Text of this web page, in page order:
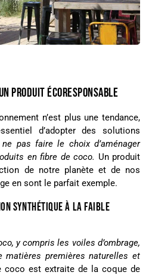
PRODUIT ÉCORESPONSABLE
n’est plus une tendance,
d’adopter des solutions
pas faire le choix d’aménager
en fibre de coco. Un produit
de notre planète et de nos
en sont le parfait exemple.
SYNTHÉTIQUE À LA FAIBLE
y compris les voiles d’ombrage,
matières premières naturelles et
coco est extraite de la coque de